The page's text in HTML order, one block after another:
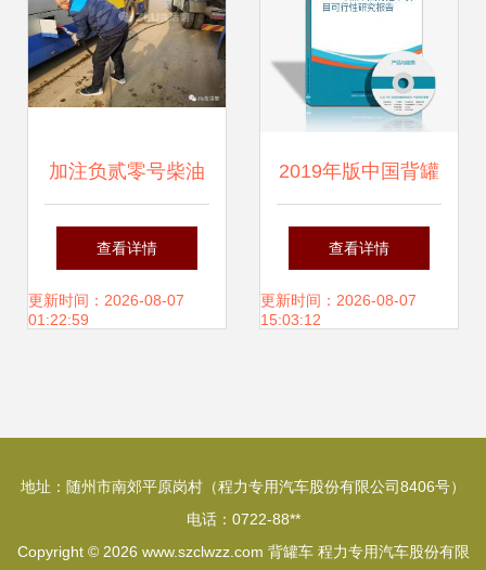
加注负贰零号柴油
360快44107京华大
财神油罐车的重生
查看详情
更新时间：2026-08-07
01:22:59
2019年版中国背罐
车项目可行性研究
报告
查看详情
更新时间：2026-08-07
15:03:12
地址：随州市南郊平原岗村（程力专用汽车股份有限公司8406号）
电话：0722-88**
Copyright © 2026 www.szclwzz.com 背罐车 程力专用汽车股份有限